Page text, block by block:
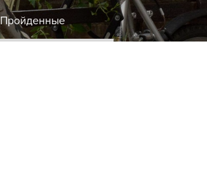
Пройденные